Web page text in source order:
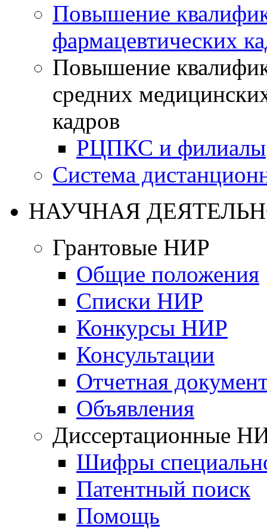
Повышение
фармацевтических
Повышение
средних
кадров
РЦПКС и филиалы
Система
НАУЧНАЯ
Грантовые НИР
Общие положения
Списки НИР
Конкурсы НИР
Консультации
Отчетная
Объявления
Диссертационные
Шифры
Патентный поиск
Помощь